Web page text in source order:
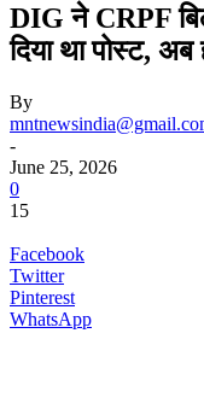
DIG ने CRPF
दिया था पोस्ट,
By
-
June 25, 2026
0
15
Facebook
Twitter
Pinterest
WhatsApp